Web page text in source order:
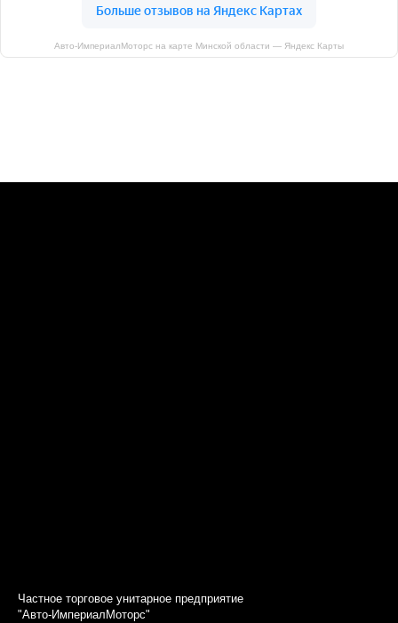
Авто-ИмпериалМоторс на карте Минской области — Яндекс Карты
Частное торговое унитарное предприятие
"Авто-ИмпериалМоторс"